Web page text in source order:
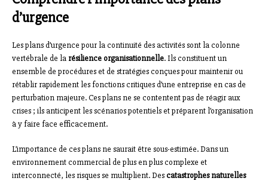
d’urgence
Les plans d’urgence pour la continuité des activités sont la colonne
vertébrale de la résilience organisationnelle. Ils constituent un
ensemble de procédures et de stratégies conçues pour maintenir ou
rétablir rapidement les fonctions critiques d’une entreprise en cas de
perturbation majeure. Ces plans ne se contentent pas de réagir aux
crises ; ils anticipent les scénarios potentiels et préparent l’organisation
à y faire face efficacement.
L’importance de ces plans ne saurait être sous-estimée. Dans un
environnement commercial de plus en plus complexe et
interconnecté, les risques se multiplient. Descatastrophes naturelles